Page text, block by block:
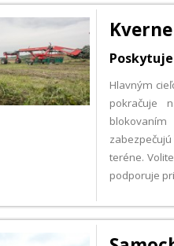
Hlavným
pokračuje
teréne.
podporuje